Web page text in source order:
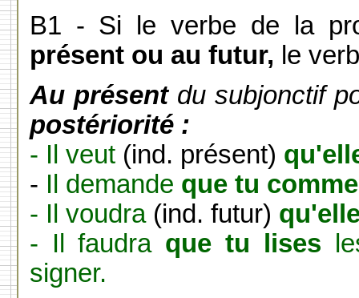
B1 - Si le verbe de la
présent ou au futur, le
Au présentdu subjonctif
postériorité :
- Il veut (ind. présent)
- Il demande que tu
- Il voudra (ind. futur)
- Il faudra que tu lises
signer.